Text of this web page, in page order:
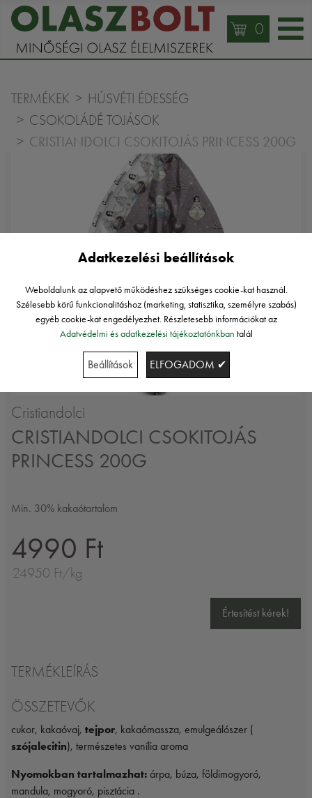
0
TERMÉKEK
HÚSVÉTI ÉDESSÉG
CSOKOLÁDÉ TOJÁSOK
CRISTIANDOLCI CSOKITOJÁS PRINCESS 200G
Cristiandolci
CRISTIANDOLCI CSOKITOJÁS
PRINCESS 200G
Min. 30% kakaótartalom
4990 Ft
24950 Ft/kg
Értesítést kérek!
TERMÉKLEÍRÁS
ÖSSZETEVŐK
cukor, kakaóvaj, tejpor, kakaómassza, emulgeálószer (
szójalecitin), természetes vanília aroma
Nyomokban tartalmazhat: árpa, búza, földimogyoró,
mandula, mogyoró, pisztácia .
Adatkezelési beállítások
Weboldalunk az alapvető működéshez szükséges cookie-kat használ.
Szélesebb körű funkcionalitáshoz (marketing, statisztika, személyre szabás)
egyéb cookie-kat engedélyezhet. Részletesebb információkat az
Adatvédelmi és adatkezelési tájékoztatónkban talál
Beállítások ELFOGADOM ✔